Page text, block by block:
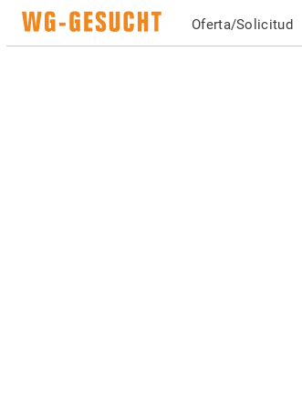
Oferta/Solicitud